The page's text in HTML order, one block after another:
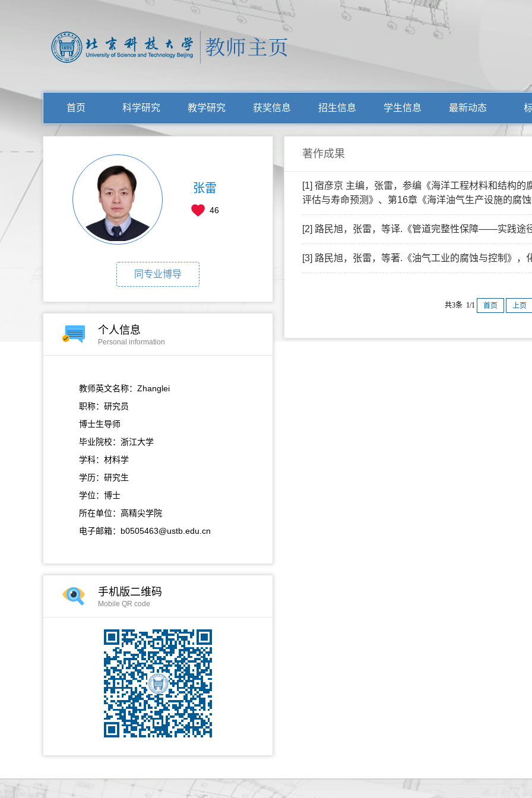
首页 科学研究 教学研究 获奖信息 招生信息 学生信息 最新动态
张雷
46
同专业博导
个人信息
Personal information
教师英文名称：Zhanglei
职称：研究员
博士生导师
毕业院校：浙江大学
学科：材料学
学历：研究生
学位：博士
所在单位：高精尖学院
电子邮箱： b0505463@ustb.edu.cn
手机版二维码
Mobile QR code
著作成果
[1] 宿彦京 主编，张雷，参编《海洋工程材料和结构
评估与寿命预测》、第16章《海洋油气生产设施的腐
[2] 路民旭，张雷，等译.《管道完整性保障——实践途
[3] 路民旭，张雷，等著.《油气工业的腐蚀与控制》，
共3条 1/1 首页 上页